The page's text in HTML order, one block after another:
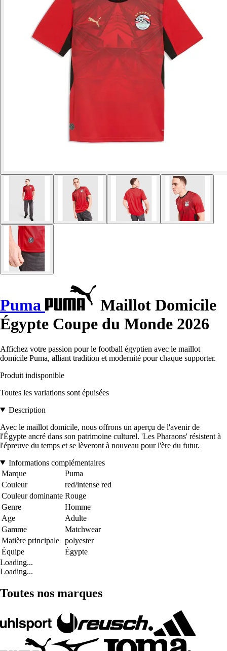
Puma
Maillot Domicile
Égypte Coupe du Monde 2026
Affichez votre passion pour le football égyptien avec le maillot
domicile Puma, alliant tradition et modernité pour chaque supporter.
Produit indisponible
Toutes les variations sont épuisées
Description
Avec le maillot domicile, nous offrons un aperçu de l'avenir de
l'Égypte ancré dans son patrimoine culturel. 'Les Pharaons' résistent à
l'épreuve du temps et se lèveront à nouveau pour l'ère du futur.
Informations complémentaires
Marque
Puma
Couleur
red/intense red
Couleur dominante Rouge
Genre
Homme
Age
Adulte
Gamme
Matchwear
Matière principale
polyester
Équipe
Égypte
Loading...
Loading...
Toutes nos marques